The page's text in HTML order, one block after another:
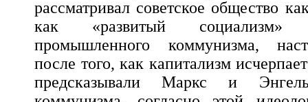
рассматривал советское общество
как «развитый
промышленного коммунизма,
после того, как капитализм
предсказывали Маркс и